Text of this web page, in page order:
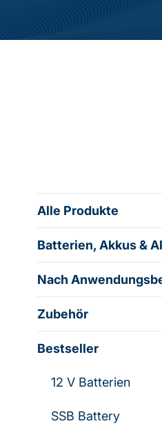
Alle Produkte
Batterien, Akkus &
Nach
Zubehör
Bestseller
12 V Batterien
SSB Battery